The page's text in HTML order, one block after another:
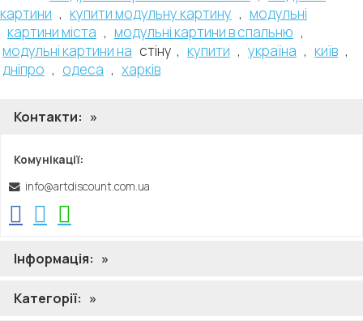
Загальна оцінка: *
Ви б порекомендували цей продукт? *
Так
Ні
Про себе
Ваш nickname:
Ваш телефон:
Ваш email:
Відгук
*
картини , купити модульну картину , модульні
картини міста , модульні картини в спальню ,
модульні картини на стіну , купити , україна , київ ,
дніпро , одеса ​​, харків
Контакти: »
Комунікації:
info@artdiscount.com.ua
Інформація: »
Категорії: »